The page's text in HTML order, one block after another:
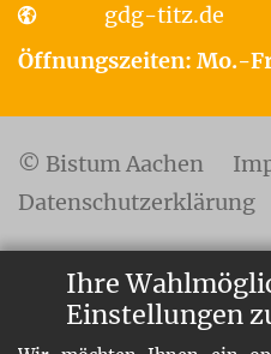
Ihre
Einstellungen
gdg-titz.de
Öffnungszeiten: Mo.-
© Bistum Aachen
Datenschutzerklärung